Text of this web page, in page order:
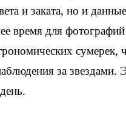
и заката, но и
время для
сумерек,
за звездами.